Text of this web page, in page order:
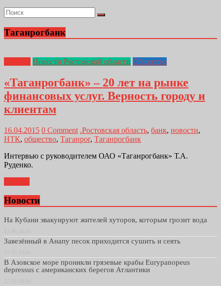
Таганрогбанк
Новости Ростовской области Общество
«Таганрогбанк» – 20 лет на рынке
финансовых услуг. Верность городу и
клиентам
16.04.2015 0 Comment .Ростовская область, банк, новости,
НТК, общество, Таганрог, Таганрогбанк
Интервью с руководителем ОАО «Таганрогбанк» Т.А.
Руденко.
Новости
На Кубани эвакуируют жителей хуторов, которым грозит вода
Завезённый в Анапу песок приходится сушить и сеять
В Азовское море проникли грязевые крабы Eurypanopeus
depressus с американских берегов Атлантики